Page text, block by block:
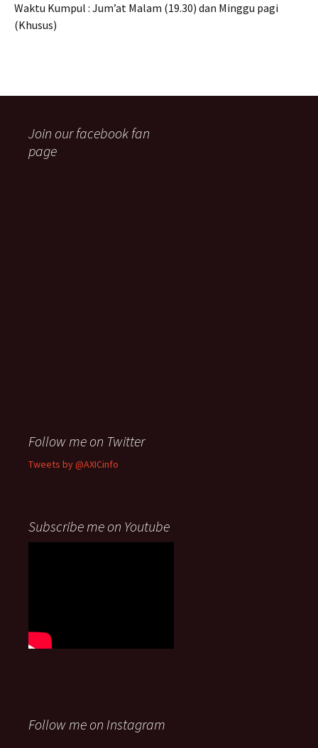
Waktu Kumpul : Jum’at Malam (19.30) dan Minggu pagi
(Khusus)
Join our facebook fan
page
Follow me on Twitter
Tweets by @AXICinfo
Subscribe me on Youtube
Follow me on Instagram